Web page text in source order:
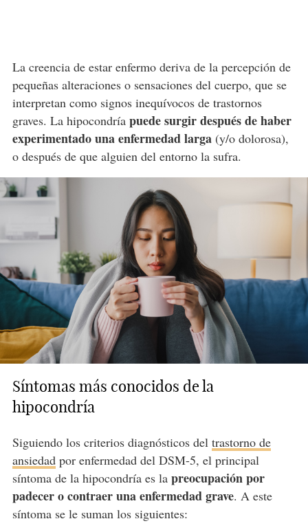
La creencia de estar enfermo deriva de la percepción de
pequeñas alteraciones o sensaciones del cuerpo, que se
interpretan como signos inequívocos de trastornos
graves. La hipocondría puede surgir después de haber
experimentado una enfermedad larga(y/o dolorosa),
o después de que alguien del entorno la sufra.
Síntomas más conocidos de la
hipocondría
Siguiendo los criterios diagnósticos del trastorno de
ansiedadpor enfermedad del DSM-5, el principal
síntoma de la hipocondría es la preocupación por
padecer o contraer una enfermedad grave. A este
síntoma se le suman los siguientes: